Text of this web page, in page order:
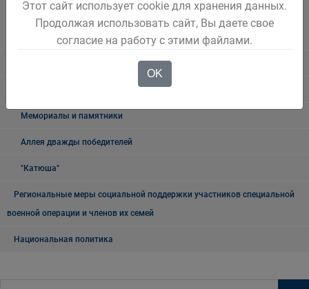
освободившихся из мест лишения свободы Беловского городского
Мемориалы и памятники
Аллея дважды победителей
"Катюша"
Региональные меры социальной поддержки участников специальной
военной операции и членов их семей
Национальная политика
Этот сайт использует cookie для хранения данных.
Продолжая использовать сайт, Вы даете свое
согласие на работу с этими файлами.
OK